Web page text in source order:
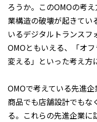
ろうか。このOMOの考
業構造の破壊が起きてい
いるデジタルトランスフ
OMOともいえる、「オ
変える」といった考え方
OMOで考えている先進企
商品でも店舗設計でもな
る。これらの先進企業に